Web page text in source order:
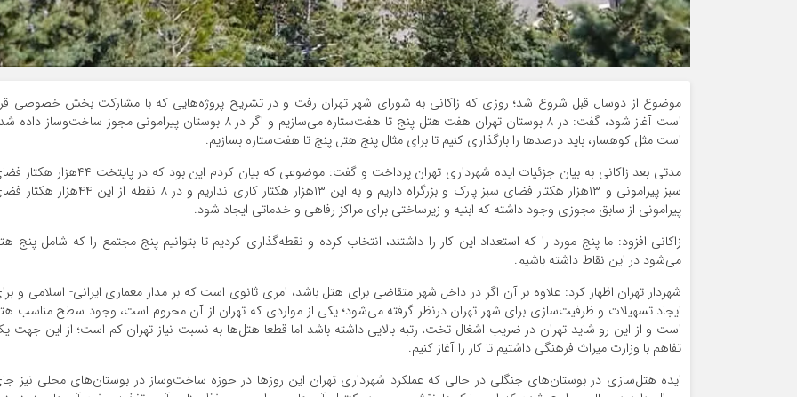
موضوع از دوسال قبل شروع شد؛ روزی که زاکانی به شورای شهر تهران رفت و در تشریح پروژه‌‌‌هایی که با مشارکت بخش خصوصی
است آغاز شود، گفت: در ۸ بوستان تهران هفت هتل‌‌‌ پنج تا هفت‌ستاره می‌‌‌سازیم و اگر در ۸ بوستان پیرامونی مجوز ساخت‌وساز
است مثل کوهسار، باید درصد‌‌‌ها را بارگذاری کنیم تا برای مثال پنج هتل پنج تا هفت‌ستاره بسازیم.
مدتی بعد زاکانی به بیان جزئیات ایده شهرداری تهران پرداخت و گفت: موضوعی که بیان کردم‌‌‌ این بود که در پایتخت
سبز پیرامونی و ۱۳‌هزار هکتار فضای سبز پارک و بزرگراه داریم و به این ۱۳‌هزار هکتار کاری نداریم و در ۸ نقطه از این
پیرامونی از سابق مجوزی وجود داشته که ابنیه و زیرساختی برای مراکز رفاهی و خدماتی ایجاد شود.
زاکانی افزود: ما پنج مورد را که استعداد این کار را داشتند، انتخاب کرده و نقطه‌گذاری کردیم تا بتوانیم پنج مجتمع را که شامل پنج
می‌شود در این نقاط داشته باشیم.
شهردار تهران اظهار کرد: علاوه بر آن اگر در داخل شهر متقاضی برای هتل باشد، امری ثانوی است که بر مدار معماری ایرانی- اسلامی و
ایجاد تسهیلات و ظرفیت‌‌‌سازی برای شهر تهران درنظر گرفته می‌شود؛ یکی از مواردی که تهران از آن‌‌‌ محروم است، وجود سطح مناسب
است و از این رو شاید تهران در ضریب اشغال تخت، رتبه بالایی داشته باشد اما قطعا هتل‌‌‌ها به نسبت نیاز تهران کم‌‌‌ است؛ از این جهت
تفاهم با وزارت میراث فرهنگی داشتیم تا کار را آغاز کنیم.
ایده هتل‌‌‌سازی در بوستان‌‌‌های جنگلی در حالی که عملکرد شهرداری تهران این روزها در حوزه ساخت‌وساز در بوستان‌‌‌های محلی نیز